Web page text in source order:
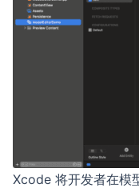
Xcode 将开发者在模